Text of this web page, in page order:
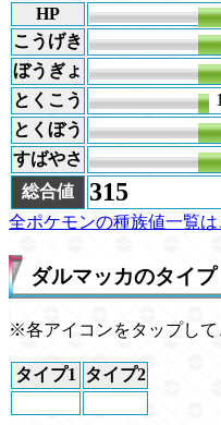
HP
こうげき
ぼうぎょ
とくこう
とくぼう
すばやさ
総合値
315
全ポケモンの種族値一覧は
ダルマッカのタイプ
※各アイコンをタップして
タイプ1 タイプ2